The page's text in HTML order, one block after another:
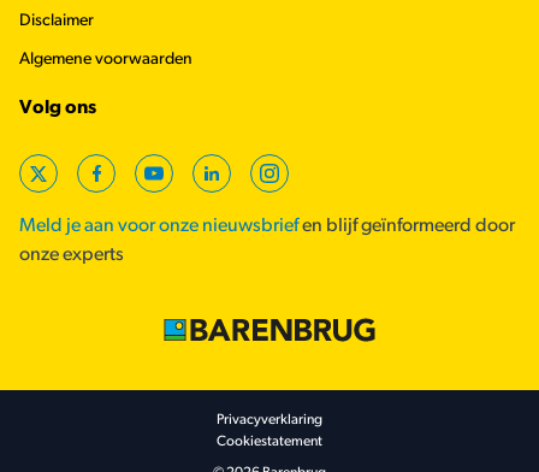
Disclaimer
Algemene voorwaarden
Volg ons
X FacebookYouTubeLinkedInInstagram
Meld je aan voor onze nieuwsbriefen blijf geïnformeerd door
onze experts
Footer secondary
Privacyverklaring
Cookiestatement